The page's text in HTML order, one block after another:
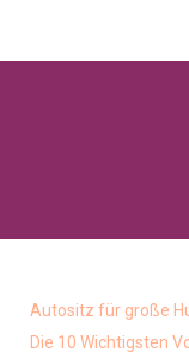
Autositz für große
Die 10 Wichtigsten